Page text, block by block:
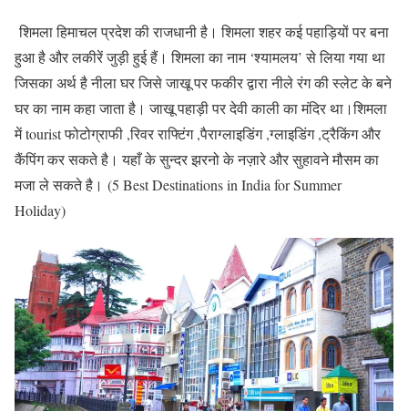
शिमला हिमाचल प्रदेश की राजधानी है। शिमला शहर कई पहाड़ियों पर बना
हुआ है और लकीरें जुड़ी हुई हैं। शिमला का नाम ‘श्यामलय’ से लिया गया था
जिसका अर्थ है नीला घर जिसे जाखू पर फकीर द्वारा नीले रंग की स्लेट के बने
घर का नाम कहा जाता है। जाखू पहाड़ी पर देवी काली का मंदिर था।शिमला
में tourist फोटोग्राफी ,रिवर राफ्टिंग ,पैराग्लाइडिंग ,ग्लाइडिंग ,ट्रैकिंग और
कैंपिंग कर सकते है। यहाँ के सुन्दर झरनो के नज़ारे और सुहावने मौसम का
मजा ले सकते है। (5 Best Destinations in India for Summer
Holiday)